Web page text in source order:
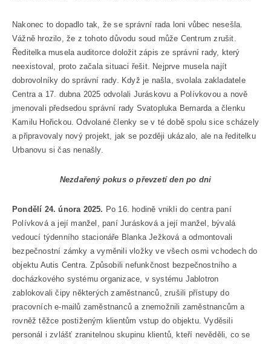
Nakonec to dopadlo tak, že se správní rada loni vůbec nesešla.
Vážně hrozilo, že z tohoto důvodu soud může Centrum zrušit.
Ředitelka musela auditorce doložit zápis ze správní rady, který
neexistoval, proto začala situaci řešit. Nejprve musela najít
dobrovolníky do správní rady. Když je našla, svolala zakladatele
Centra a 17. dubna 2025 odvolali Juráskovu a Polívkovou a nově
jmenovali předsedou správní rady Svatopluka Bernarda a členku
Kamilu Hořickou. Odvolané členky se v té době spolu sice scházely
a připravovaly nový projekt, jak se později ukázalo, ale na ředitelku
Urbanovu si čas nenašly.
Nezdařený pokus o převzetí den po dni
Pondělí 24. února 2025. Po 16. hodině vnikli do centra paní
Polívková a její manžel, paní Jurásková a její manžel, bývalá
vedoucí týdenního stacionáře Blanka Ježková a odmontovali
bezpečnostní zámky a vyměnili vložky ve všech osmi vchodech do
objektu Autis Centra. Způsobili nefunkčnost bezpečnostního a
docházkového systému organizace, v systému Jablotron
zablokovali čipy některých zaměstnanců, zrušili přístupy do
pracovních e-mailů zaměstnanců a znemožnili zaměstnancům a
rovněž těžce postiženým klientům vstup do objektu. Vyděsili
personál i zvlášť zranitelnou skupinu klientů, kteří nevěděli, co se